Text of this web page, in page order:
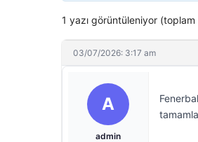
1 yazı görüntüleniyor (toplam
03/07/2026: 3:17 am
A
admin